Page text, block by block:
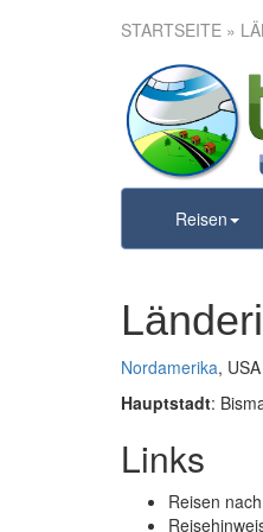
STARTSEITE »
Reisen
Nordamerika,
Hauptstadt:
Links
Reisen nach